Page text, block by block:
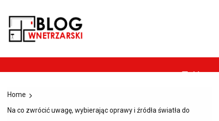
content
architektura.
Menu
Home
Na co zwrócić uwagę, wybierając oprawy i źródła światła do